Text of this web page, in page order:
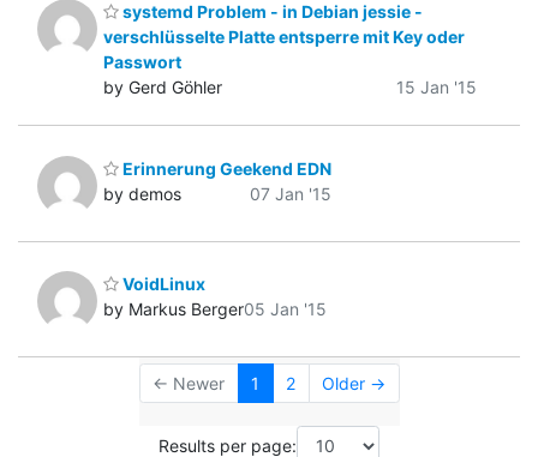
systemd Problem - in Debian jessie -
verschlüsselte Platte entsperre mit Key oder
Passwort
by Gerd Göhler
15 Jan '15
Erinnerung Geekend EDN
by demos
07 Jan '15
VoidLinux
by Markus Berger05 Jan '15
← Newer 1 2 Older →
Results per page: